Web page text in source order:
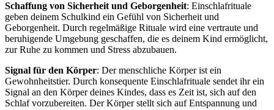
Schaffung von Sicherheit und Geborgenheit: Einschlafrituale
geben deinem Schulkind ein Gefühl von Sicherheit und
Geborgenheit. Durch regelmäßige Rituale wird eine vertraute und
beruhigende Umgebung geschaffen, die es deinem Kind ermöglicht,
zur Ruhe zu kommen und Stress abzubauen.
Signal für den Körper: Der menschliche Körper ist ein
Gewohnheitstier. Durch konsequente Einschlafrituale sendet ihr ein
Signal an den Körper deines Kindes, dass es Zeit ist, sich auf den
Schlaf vorzubereiten. Der Körper stellt sich auf Entspannung und